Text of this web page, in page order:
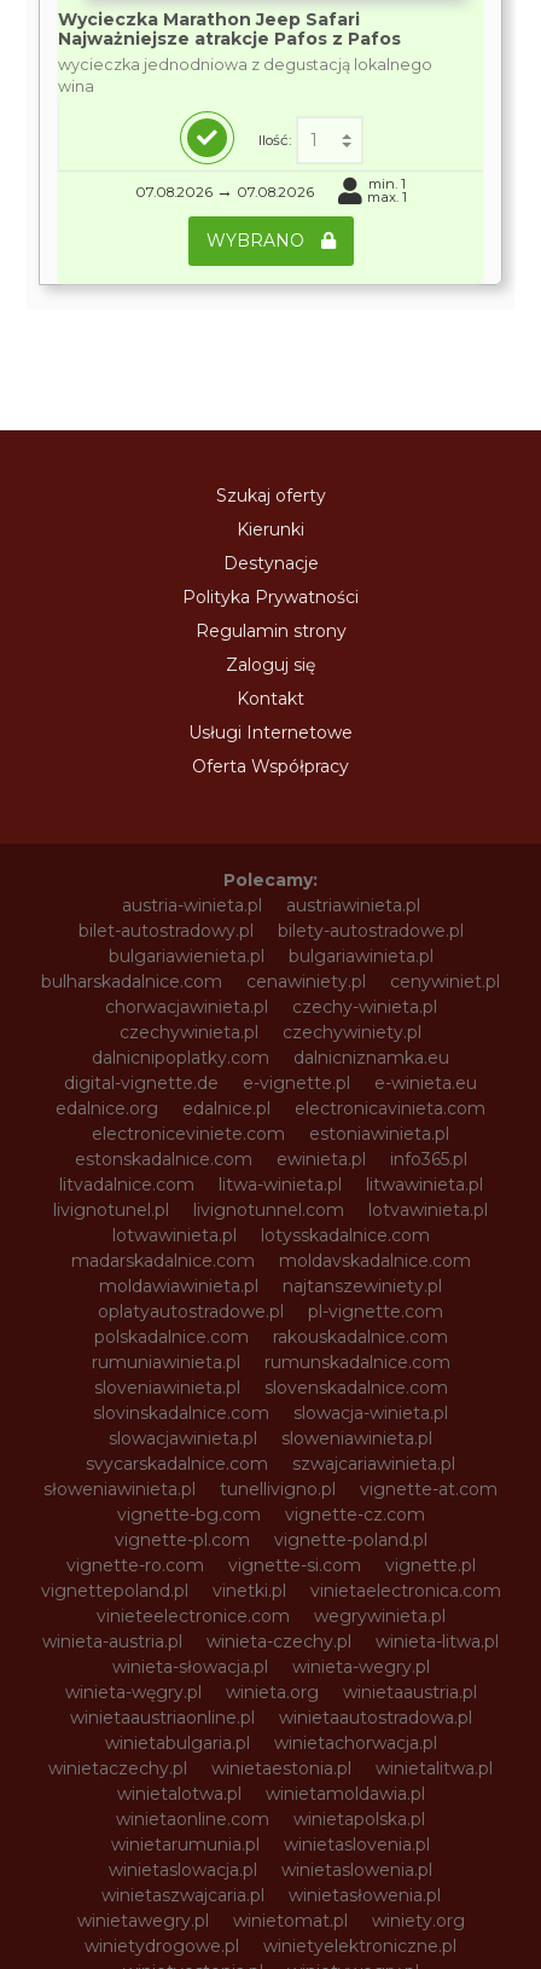
Wycieczka Marathon Jeep Safari
Najważniejsze atrakcje Pafos z Pafos
wycieczka jednodniowa z degustacją lokalnego
wina
Ilość:
07.08.2026 → 07.08.2026 min. 1
max. 1
WYBRANO
Szukaj oferty
Kierunki
Destynacje
Polityka Prywatności
Regulamin strony
Zaloguj się
Kontakt
Usługi Internetowe
Oferta Współpracy
Polecamy:
austria-winieta.pl
austriawinieta.pl
bilet-autostradowy.pl
bilety-autostradowe.pl
bulgariawienieta.pl
bulgariawinieta.pl
bulharskadalnice.com
cenawiniety.pl
cenywiniet.pl
chorwacjawinieta.pl
czechy-winieta.pl
czechywinieta.pl
czechywiniety.pl
dalnicnipoplatky.com
dalnicniznamka.eu
digital-vignette.de
e-vignette.pl
e-winieta.eu
edalnice.org
edalnice.pl
electronicavinieta.com
electroniceviniete.com
estoniawinieta.pl
estonskadalnice.com
ewinieta.pl
info365.pl
litvadalnice.com
litwa-winieta.pl
litwawinieta.pl
livignotunel.pl
livignotunnel.com
lotvawinieta.pl
lotwawinieta.pl
lotysskadalnice.com
madarskadalnice.com
moldavskadalnice.com
moldawiawinieta.pl
najtanszewiniety.pl
oplatyautostradowe.pl
pl-vignette.com
polskadalnice.com
rakouskadalnice.com
rumuniawinieta.pl
rumunskadalnice.com
sloveniawinieta.pl
slovenskadalnice.com
slovinskadalnice.com
slowacja-winieta.pl
slowacjawinieta.pl
sloweniawinieta.pl
svycarskadalnice.com
szwajcariawinieta.pl
słoweniawinieta.pl
tunellivigno.pl
vignette-at.com
vignette-bg.com
vignette-cz.com
vignette-pl.com
vignette-poland.pl
vignette-ro.com
vignette-si.com
vignette.pl
vignettepoland.pl
vinetki.pl
vinietaelectronica.com
vinieteelectronice.com
wegrywinieta.pl
winieta-austria.pl
winieta-czechy.pl
winieta-litwa.pl
winieta-słowacja.pl
winieta-wegry.pl
winieta-węgry.pl
winieta.org
winietaaustria.pl
winietaaustriaonline.pl
winietaautostradowa.pl
winietabulgaria.pl
winietachorwacja.pl
winietaczechy.pl
winietaestonia.pl
winietalitwa.pl
winietalotwa.pl
winietamoldawia.pl
winietaonline.com
winietapolska.pl
winietarumunia.pl
winietaslovenia.pl
winietaslowacja.pl
winietaslowenia.pl
winietaszwajcaria.pl
winietasłowenia.pl
winietawegry.pl
winietomat.pl
winiety.org
winietydrogowe.pl
winietyelektroniczne.pl